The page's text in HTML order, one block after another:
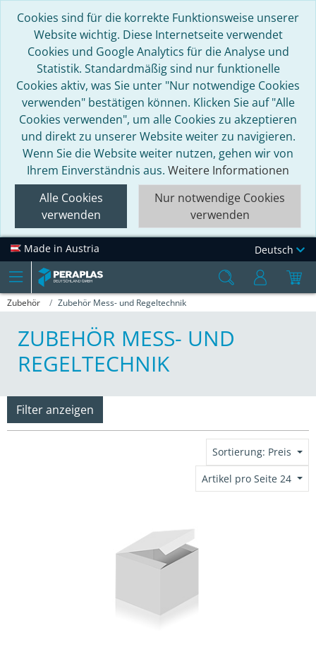
Cookies sind für die korrekte Funktionsweise unserer
Website wichtig. Diese Internetseite verwendet
Cookies und Google Analytics für die Analyse und
Statistik. Standardmäßig sind nur funktionelle
Cookies aktiv, was Sie unter "Nur notwendige Cookies
verwenden" bestätigen können. Klicken Sie auf "Alle
Cookies verwenden", um alle Cookies zu akzeptieren
und direkt zu unserer Website weiter zu navigieren.
Wenn Sie die Website weiter nutzen, gehen wir von
Ihrem Einverständnis aus. Weitere Informationen
Alle Cookies
verwenden
Nur notwendige Cookies
verwenden
Made in Austria Deutsch
Zubehör Zubehör Mess- und Regeltechnik
ZUBEHÖR MESS- UND
REGELTECHNIK
Filter anzeigen
Sortierung: Preis
Artikel pro Seite 24